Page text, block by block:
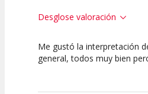
Desglose valoración
7.5 10
Me gustó la interpretación
general, todos muy bien